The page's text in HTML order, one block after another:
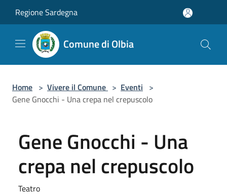
Regione Sardegna
Comune di Olbia
Home > Vivere il Comune > Eventi >
Gene Gnocchi - Una crepa nel crepuscolo
Gene Gnocchi - Una
crepa nel crepuscolo
Teatro